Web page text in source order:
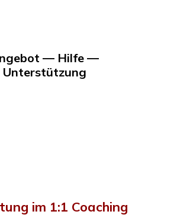
— Hilfe —
Unterstützung
im 1:1 Coaching